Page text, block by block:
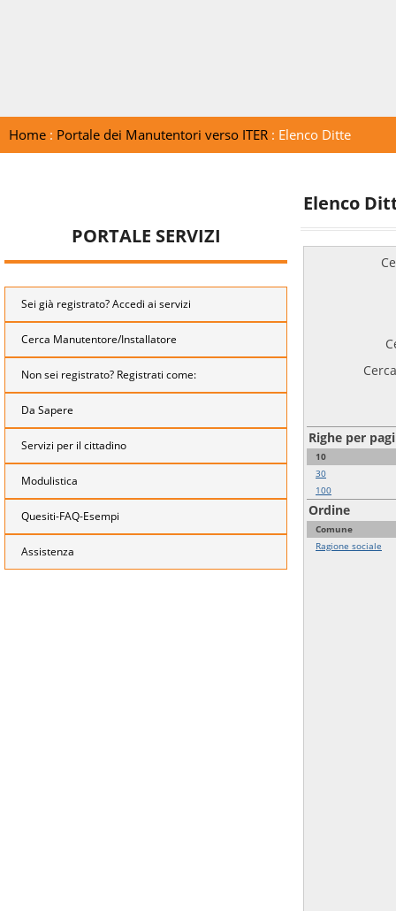
Home: Portale dei Manutentori verso ITER: Elenco Ditte
PORTALE SERVIZI
Sei già registrato? Accedi ai servizi
Cerca Manutentore/Installatore
Non sei registrato? Registrati come:
Da Sapere
Servizi per il cittadino
Modulistica
Quesiti-FAQ-Esempi
Assistenza
Elenco
Righe per
10
30
100
Ordine
Comune
Ragione sociale